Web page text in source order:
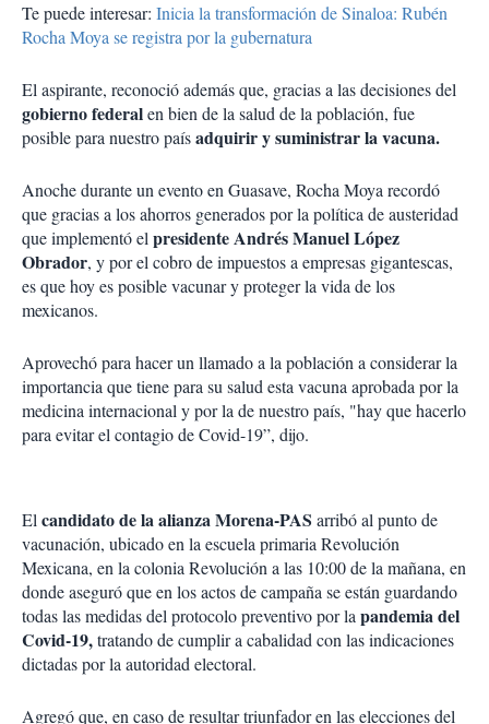
Te puede interesar: Inicia la transformación de Sinaloa: Rubén
Rocha Moya se registra por la gubernatura
El aspirante, reconoció además que, gracias a las decisiones del
gobierno federalen bien de la salud de la población, fue
posible para nuestro paísadquirir y suministrar la vacuna.
Anoche durante un evento en Guasave, Rocha Moya recordó
que gracias a los ahorros generados por la política de austeridad
que implementó elpresidente Andrés Manuel López
Obrador, y por el cobro de impuestos a empresas gigantescas,
es que hoy es posible vacunar y proteger la vida de los
mexicanos.
Aprovechó para hacer un llamado a la población a considerar la
importancia que tiene para su salud esta vacuna aprobada por la
medicina internacional y por la de nuestro país, "hay que hacerlo
para evitar el contagio de Covid-19”, dijo.
Elcandidato de la alianza Morena-PAS arribó al punto de
vacunación, ubicado en la escuela primaria Revolución
Mexicana, en la colonia Revolución a las 10:00 de la mañana, en
donde aseguró que en los actos de campaña se están guardando
todas las medidas del protocolo preventivo por lapandemia del
Covid-19,tratando de cumplir a cabalidad con las indicaciones
dictadas por la autoridad electoral.
Agregó que, en caso de resultar triunfador en las elecciones del